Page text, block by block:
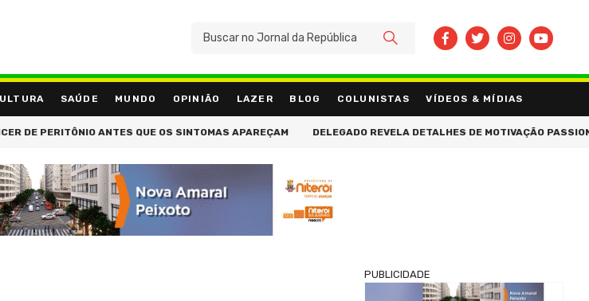
SAÚDE MUNDO OPINIÃO LAZER BLOG COLUNISTAS VÍDEOS & MÍDIAS
ANTES QUE OS SINTOMAS APAREÇAM DELEGADO REVELA DETALHES DE MOTIVAÇÃO PASSIONAL
BUSCAR
PUBLICIDADE